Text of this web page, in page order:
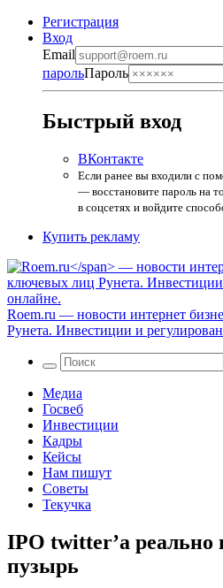
Регистрация
Вход
Email
парольПароль
Быстрый вход
ВКонтакте
Если ранее вы входили с
— восстановите пароль на
в соцсетях и войдите
Купить рекламу
Roem.ru — новости интернет
Рунета. Инвестиции и
Медиа
Госвеб
Инвестиции
Кадры
Кейсы
Нам пишут
Советы
Текучка
IPO twitter’a реально
пузырь